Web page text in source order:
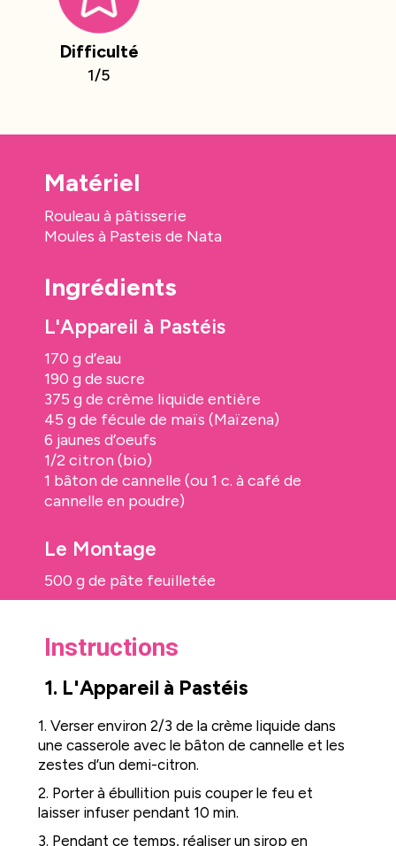
Difficulté
1/5
Matériel
Rouleau à pâtisserie
Moules à Pasteis de Nata
Ingrédients
L'Appareil à Pastéis
170 g d’eau
190 g de sucre
375 g de crème liquide entière
45 g de fécule de maïs (Maïzena)
6 jaunes d’oeufs
1/2 citron (bio)
1 bâton de cannelle (ou 1 c. à café de
cannelle en poudre)
Le Montage
500 g de pâte feuilletée
Instructions
1. L'Appareil à Pastéis
1. Verser environ 2/3 de la crème liquide dans
une casserole avec le bâton de cannelle et les
zestes d’un demi-citron.
2. Porter à ébullition puis couper le feu et
laisser infuser pendant 10 min.
3. Pendant ce temps, réaliser un sirop en